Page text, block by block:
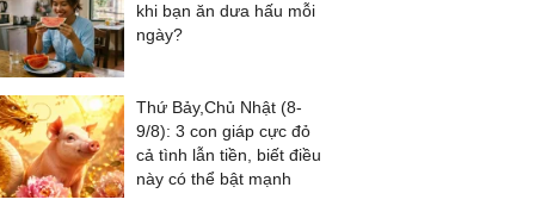
khi bạn ăn dưa hấu mỗi
ngày?
Thứ Bảy,Chủ Nhật (8-
9/8): 3 con giáp cực đỏ
cả tình lẫn tiền, biết điều
này có thể bật mạnh